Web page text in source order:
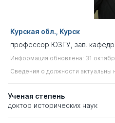
Курская обл., Курск
профессор ЮЗГУ, зав.
Информация обновлена: 31
Сведения о должности актуальны
Ученая степень
доктор исторических наук